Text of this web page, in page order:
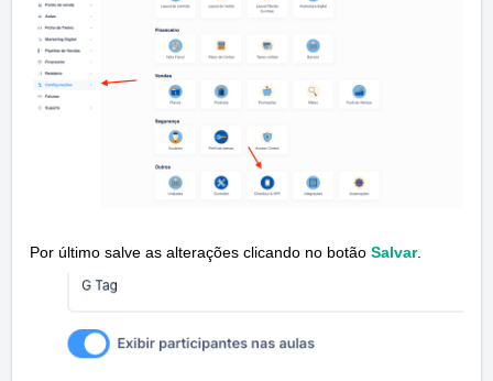
Por último salve as alterações clicando no botão Salvar.